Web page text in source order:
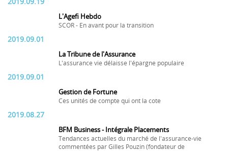
2019.09.19
L'Agefi Hebdo
SCOR - En avant pour la transition
2019.09.01
La Tribune de l'Assurance
L'assurance vie délaisse l'épargne populaire
2019.09.01
Gestion de Fortune
Ces unités de compte qui ont la cote
2019.08.27
BFM Business - Intégrale Placements
Tendances actuelles du marché de l'assurance-vie
commentées par Gilles Pouzin (fondateur de